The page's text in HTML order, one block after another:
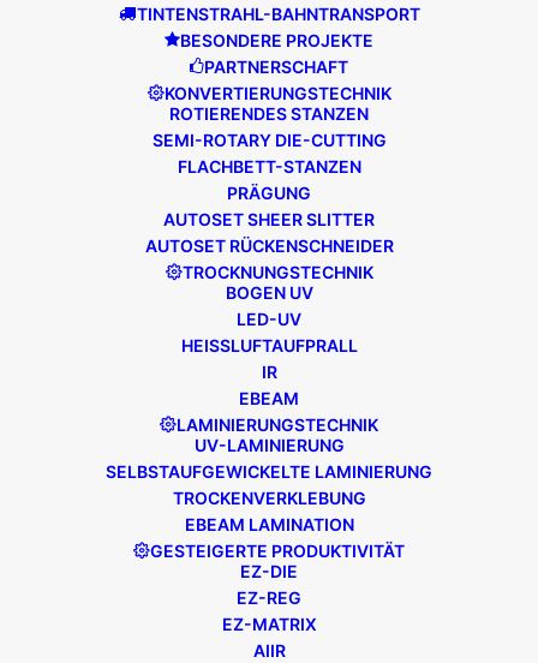
TINTENSTRAHL-BAHNTRANSPORT
BESONDERE PROJEKTE
PARTNERSCHAFT
KONVERTIERUNGSTECHNIK
ROTIERENDES STANZEN
SEMI-ROTARY DIE-CUTTING
FLACHBETT-STANZEN
PRÄGUNG
AUTOSET SHEER SLITTER
AUTOSET RÜCKENSCHNEIDER
TROCKNUNGSTECHNIK
BOGEN UV
LED-UV
HEISSLUFTAUFPRALL
IR
EBEAM
LAMINIERUNGSTECHNIK
UV-LAMINIERUNG
SELBSTAUFGEWICKELTE LAMINIERUNG
TROCKENVERKLEBUNG
EBEAM LAMINATION
GESTEIGERTE PRODUKTIVITÄT
EZ-DIE
EZ-REG
EZ-MATRIX
AIIR
Edale stellt auf der Drupa
2016 aus
Edale hat erneut seine Teilnahme an der Drupa
Der weithin anerkannte Design- und